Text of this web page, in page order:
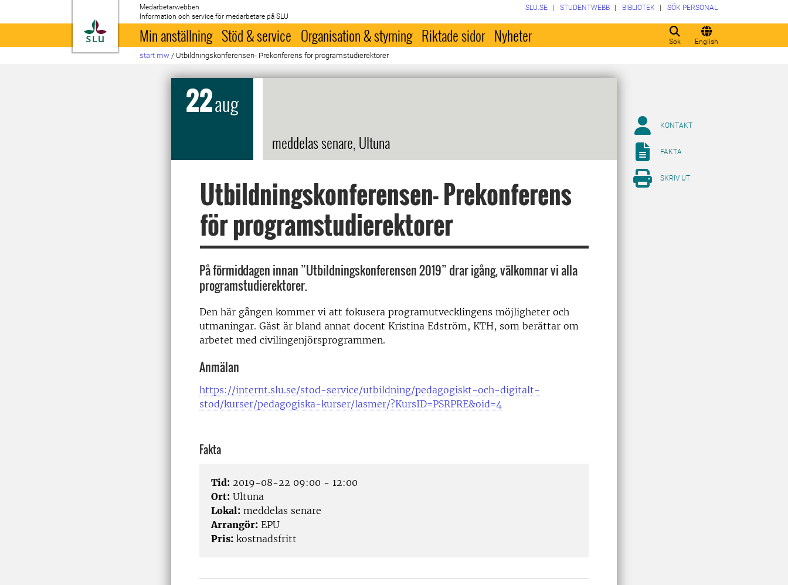
Till startsida
Medarbetarwebben
Information och service för medarbetare på SLU
Sök English
SLU.SE STUDENTWEBB BIBLIOTEK SÖK PERSONAL
Min anställning Stöd & service Organisation & styrning Riktade sidor Nyheter
start mw / Utbildningskonferensen- Prekonferens för programstudierektorer
22aug
meddelas senare, Ultuna
Utbildningskonferensen- Prekonferens
för programstudierektorer
På förmiddagen innan ”Utbildningskonferensen 2019” drar igång, välkomnar vi alla
programstudierektorer.
Den här gången kommer vi att fokusera programutvecklingens möjligheter och
utmaningar. Gäst är bland annat docent Kristina Edström, KTH, som berättar om
arbetet med civilingenjörsprogrammen.
Anmälan
https://internt.slu.se/stod-service/utbildning/pedagogiskt-och-digitalt-
stod/kurser/pedagogiska-kurser/lasmer/?KursID=PSRPRE&oid=4
Fakta
Tid: 2019-08-22 09:00 - 12:00
Ort: Ultuna
Lokal: meddelas senare
Arrangör: EPU
Pris: kostnadsfritt
KONTAKT
FAKTA
SKRIV UT